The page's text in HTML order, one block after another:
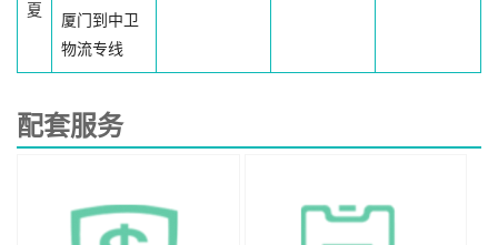
夏
厦门到中卫
物流专线
配套服务